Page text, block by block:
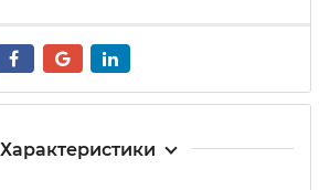
Характеристики